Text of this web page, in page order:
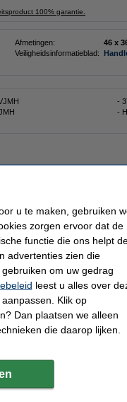
100% garantie.
Afmetingen:
Veiligheidsinformatieblad:
-
-
u te maken, gebruiken
zorgen ervoor dat de
functie die ons helpt
advertenties zien die
om uw gedrag
leest u alles over
Klik op
Dan plaatsen we alleen
die daarop lijken.